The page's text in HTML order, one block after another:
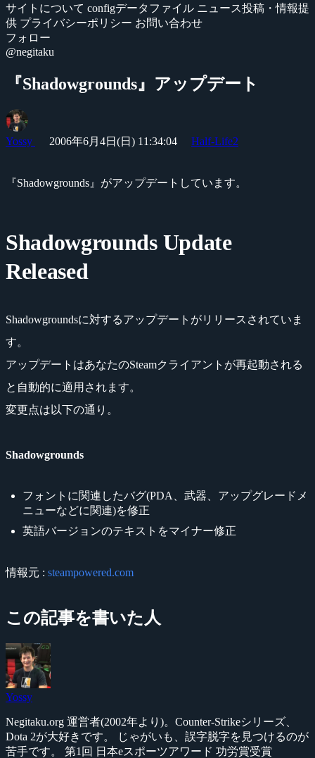
サイトについて configデータファイル ニュース投稿・情報提
供 プライバシーポリシー お問い合わせ
フォロー
@negitaku
『Shadowgrounds』アップデート
Yossy 2006年6月4日(日) 11:34:04 Half-Life2
『Shadowgrounds』がアップデートしています。
Shadowgrounds Update
Released
Shadowgroundsに対するアップデートがリリースされていま
す。
アップデートはあなたのSteamクライアントが再起動される
と自動的に適用されます。
変更点は以下の通り。
Shadowgrounds
フォントに関連したバグ(PDA、武器、アップグレードメ
ニューなどに関連)を修正
英語バージョンのテキストをマイナー修正
情報元 : steampowered.com
この記事を書いた人
Yossy
Negitaku.org 運営者(2002年より)。Counter-Strikeシリーズ、
Dota 2が大好きです。 じゃがいも、誤字脱字を見つけるのが
苦手です。 第1回 日本eスポーツアワード 功労賞受賞